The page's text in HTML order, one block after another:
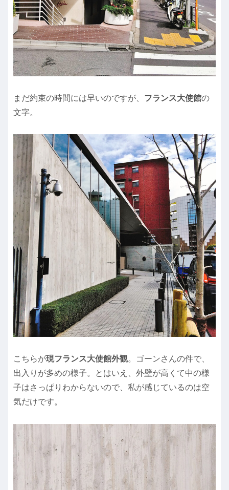
まだ約束の時間には早いのですが、 フランス大使館の
文字。
こちらが現フランス大使館外観。ゴーンさんの件で、
出入りが多めの様子。とはいえ、外壁が高くて中の様
子はさっぱりわからないので、私が感じているのは空
気だけです。